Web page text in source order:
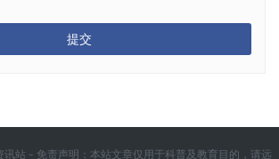
站 - 免责声明：本站文章仅用于科普及教育目的，请远